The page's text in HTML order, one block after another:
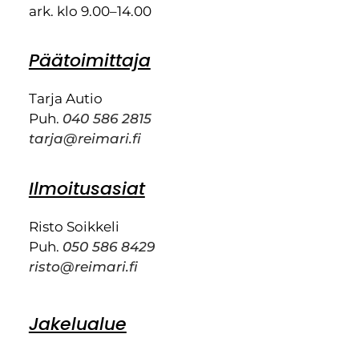
ark. klo 9.00–14.00
Päätoimittaja
Tarja Autio
Puh. 040 586 2815
tarja@reimari.fi
Ilmoitusasiat
Risto Soikkeli
Puh. 050 586 8429
risto@reimari.fi
Jakelualue